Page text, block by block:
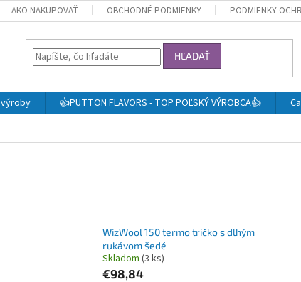
AKO NAKUPOVAŤ OBCHODNÉ PODMIENKY PODMIENKY
HĽADAŤ
👍PUTTON FLAVORS - TOP POĽSKÝ VÝROBCA👍
WizWool 150 termo tričko s dlhým
rukávom šedé
Skladom(3 ks)
€98,84